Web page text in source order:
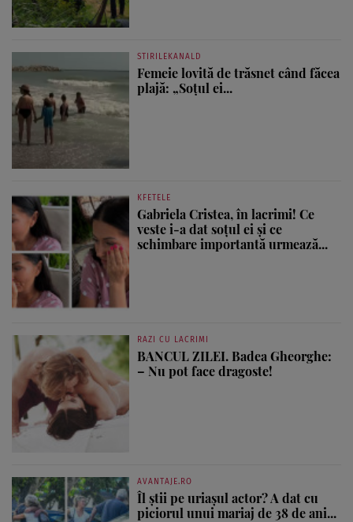
STIRILEKANALD
Femeie lovită de trăsnet când făcea
plajă: „Soțul ei...
KFETELE
Gabriela Cristea, în lacrimi! Ce
veste i-a dat soțul ei și ce
schimbare importantă urmează...
RAZI CU LACRIMI
BANCUL ZILEI. Badea Gheorghe:
– Nu pot face dragoste!
AVANTAJE.RO
Îl știi pe uriașul actor? A dat cu
piciorul unui mariaj de 38 de ani...